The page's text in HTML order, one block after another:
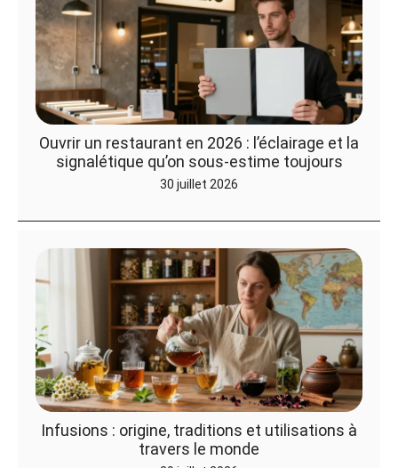
Ouvrir un restaurant en 2026 : l’éclairage et la
signalétique qu’on sous-estime toujours
30 juillet 2026
Infusions : origine, traditions et utilisations à
travers le monde